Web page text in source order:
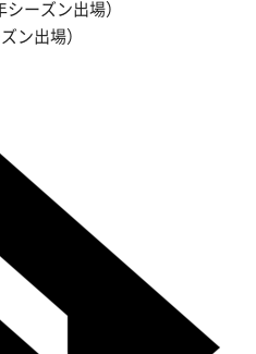
ーズン出場）
ン出場）